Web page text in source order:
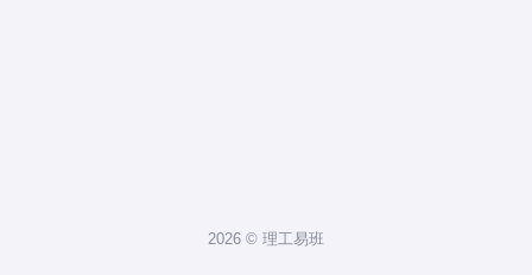
2026 © 理工易班